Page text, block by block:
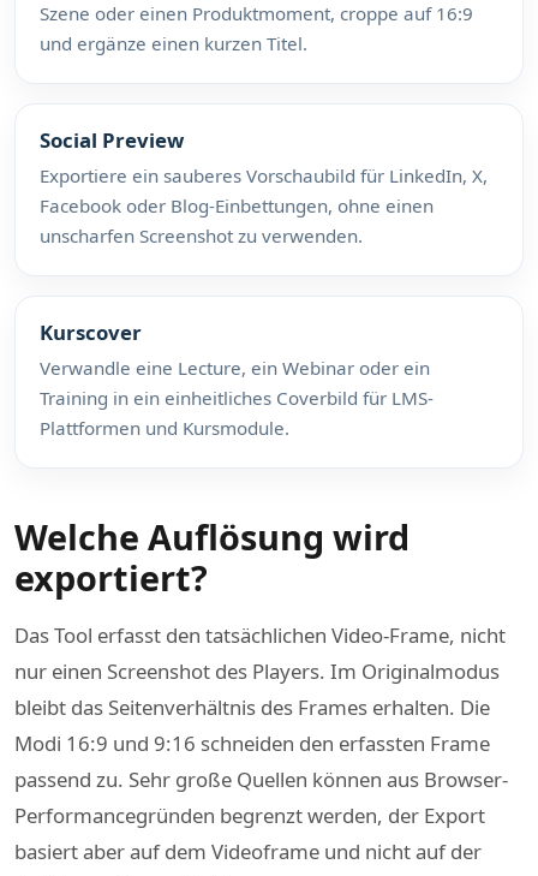
Szene oder einen Produktmoment, croppe auf 16:9
und ergänze einen kurzen Titel.
Social Preview
Exportiere ein sauberes Vorschaubild für LinkedIn, X,
Facebook oder Blog-Einbettungen, ohne einen
unscharfen Screenshot zu verwenden.
Kurscover
Verwandle eine Lecture, ein Webinar oder ein
Training in ein einheitliches Coverbild für LMS-
Plattformen und Kursmodule.
Welche Auflösung wird
exportiert?
Das Tool erfasst den tatsächlichen Video-Frame, nicht
nur einen Screenshot des Players. Im Originalmodus
bleibt das Seitenverhältnis des Frames erhalten. Die
Modi 16:9 und 9:16 schneiden den erfassten Frame
passend zu. Sehr große Quellen können aus Browser-
Performancegründen begrenzt werden, der Export
basiert aber auf dem Videoframe und nicht auf der